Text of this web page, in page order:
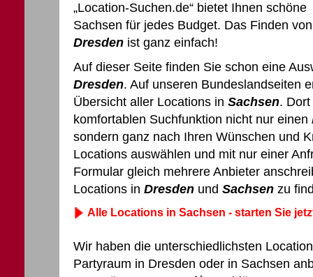
„Location-Suchen.de“ bietet Ihnen schöne
Sachsen für jedes Budget. Das Finden
Dresden ist ganz einfach!
Auf dieser Seite finden Sie schon eine
Dresden. Auf unseren Bundeslandseiten
Übersicht aller Locations in Sachsen.
komfortablen Suchfunktion nicht nur einen
sondern ganz nach Ihren Wünschen und
Locations auswählen und mit nur einer
Formular gleich mehrere Anbieter
Locations in Dresden und Sachsen zu
Alle Locations in Sachsen - starten Sie
Wir haben die unterschiedlichsten
Partyraum in Dresden oder in Sachsen